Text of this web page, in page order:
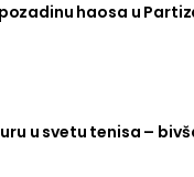
haosa u
u svetu tenisa –